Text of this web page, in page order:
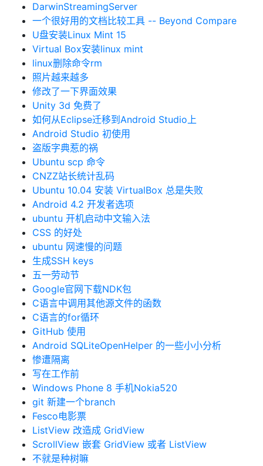
DarwinStreamingServer
一个很好用的文档比较工具 -- Beyond Compare
U盘安装Linux Mint 15
Virtual Box安装linux mint
linux删除命令rm
照片越来越多
修改了一下界面效果
Unity 3d 免费了
如何从Eclipse迁移到Android Studio上
Android Studio 初使用
盗版字典惹的祸
Ubuntu scp 命令
CNZZ站长统计乱码
Ubuntu 10.04 安装 VirtualBox 总是失败
Android 4.2 开发者选项
ubuntu 开机启动中文输入法
CSS 的好处
ubuntu 网速慢的问题
生成SSH keys
五一劳动节
Google官网下载NDK包
C语言中调用其他源文件的函数
C语言的for循环
GitHub 使用
Android SQLiteOpenHelper 的一些小小分析
惨遭隔离
写在工作前
Windows Phone 8 手机Nokia520
git 新建一个branch
Fesco电影票
ListView 改造成 GridView
ScrollView 嵌套 GridView 或者 ListView
不就是种树嘛